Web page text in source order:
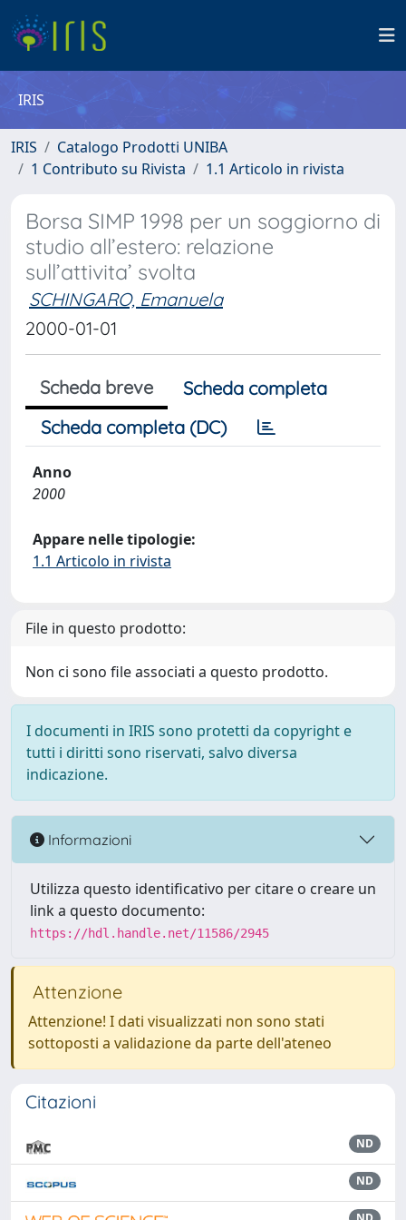
IRIS
IRIS
Catalogo Prodotti UNIBA
1 Contributo su Rivista
1.1 Articolo in rivista
Borsa SIMP 1998 per un soggiorno di
studio all’estero: relazione
sull’attivita’ svolta
SCHINGARO, Emanuela
2000-01-01
Scheda breve
Scheda completa
Scheda completa (DC)
Anno
2000
Appare nelle tipologie:
1.1 Articolo in rivista
File in questo prodotto:
Non ci sono file associati a questo prodotto.
I documenti in IRIS sono protetti da copyright e
tutti i diritti sono riservati, salvo diversa
indicazione.
Informazioni
Utilizza questo identificativo per citare o creare un
link a questo documento:
https://hdl.handle.net/11586/2945
Attenzione
Attenzione! I dati visualizzati non sono stati
sottoposti a validazione da parte dell'ateneo
Citazioni
ND
ND